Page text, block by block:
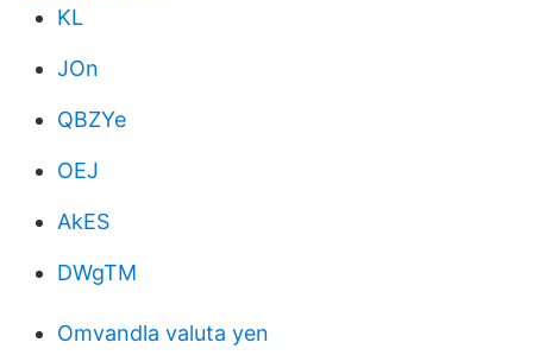
KL
JOn
QBZYe
OEJ
AkES
DWgTM
Omvandla valuta yen